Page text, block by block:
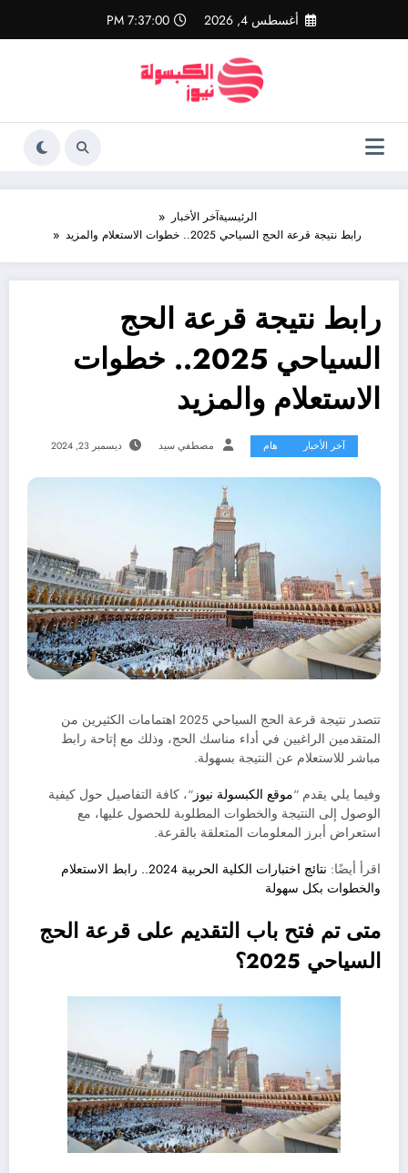
المحتوى
أغسطس 4, 2026 7:37:01 PM
الرئيسيةآخر الأخبار
رابط نتيجة قرعة الحج السياحي 2025.. خطوات الاستعلام والمزيد
رابط نتيجة قرعة الحج
السياحي 2025.. خطوات
الاستعلام والمزيد
آخر الأخبار هام مصطفي سيد ديسمبر 23, 2024
تتصدر نتيجة قرعة الحج السياحي 2025 اهتمامات الكثيرين من
المتقدمين الراغبين في أداء مناسك الحج، وذلك مع إتاحة رابط
مباشر للاستعلام عن النتيجة بسهولة.
وفيما يلي يقدم “موقع الكبسولة نيوز“، كافة التفاصيل حول كيفية
الوصول إلى النتيجة والخطوات المطلوبة للحصول عليها، مع
استعراض أبرز المعلومات المتعلقة بالقرعة.
اقرأ أيضًا:
نتائج اختبارات الكلية الحربية 2024.. رابط الاستعلام
والخطوات بكل سهولة
متى تم فتح باب التقديم على قرعة الحج
السياحي 2025؟